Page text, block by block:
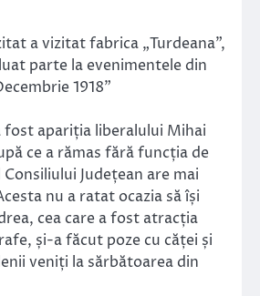
a vizitat fabrica „Turdeana”,
parte la evenimentele din
1918”
fost apariția liberalului Mihai
ce a rămas fără funcția de
Județean are mai
nu a ratat ocazia să își
cea care a fost atracția
și-a făcut poze cu căței și
veniți la sărbătoarea din